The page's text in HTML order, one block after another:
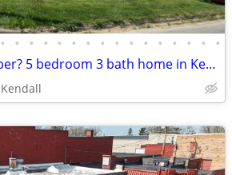
• • • • • • • • • • • • • • • •
Need a fixer or flipper? 5 bedroom 3 bath home in Kendall!
Kendall